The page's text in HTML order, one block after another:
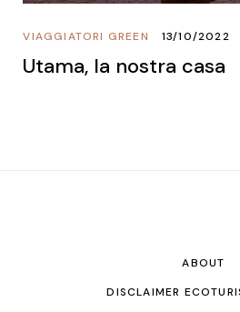
VIAGGIATORI GREEN 13/10/2022
Utama, la nostra casa
ABOUT
DISCLAIMER